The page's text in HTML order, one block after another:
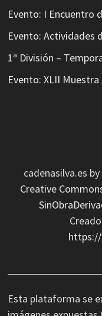
Evento: I Encuentro
Evento: Actividades
1ª División –
Evento: XLII Muestra
cadenasilva.es by
Creative
Esta plataforma se